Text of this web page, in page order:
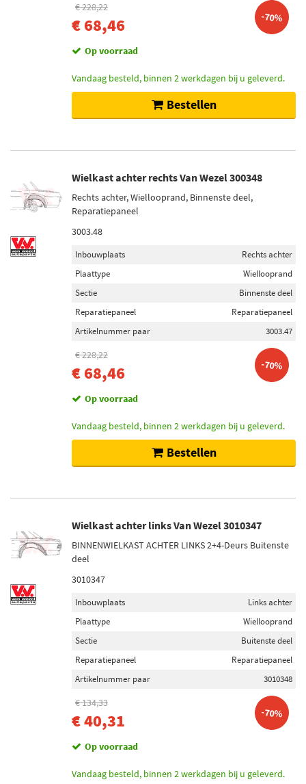
€ 228,22
€ 68,46 -70%
Op voorraad
Vandaag besteld, binnen 2 werkdagen bij u geleverd.
Bestellen
Wielkast achter rechts Van Wezel 300348
Rechts achter, Wiellooprand, Binnenste deel,
Reparatiepaneel
3003.48
Inbouwplaats
Rechts achter
Plaattype
Wiellooprand
Sectie
Binnenste deel
Reparatiepaneel
Reparatiepaneel
Artikelnummer paar
3003.47
€ 228,22
€ 68,46 -70%
Op voorraad
Vandaag besteld, binnen 2 werkdagen bij u geleverd.
Bestellen
Wielkast achter links Van Wezel 3010347
BINNENWIELKAST ACHTER LINKS 2+4-Deurs Buitenste
deel
3010347
Inbouwplaats
Links achter
Plaattype
Wiellooprand
Sectie
Buitenste deel
Reparatiepaneel
Reparatiepaneel
Artikelnummer paar
3010348
€ 134,33
€ 40,31 -70%
Op voorraad
Vandaag besteld, binnen 2 werkdagen bij u geleverd.